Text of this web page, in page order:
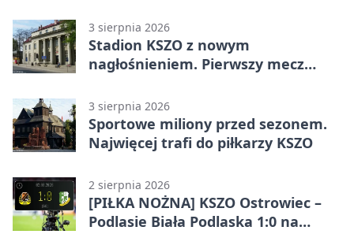
3 sierpnia 2026
Stadion KSZO z nowym
nagłośnieniem. Pierwszy mecz
3 sierpnia 2026
Sportowe miliony przed sezonem.
Najwięcej trafi do piłkarzy KSZO
2 sierpnia 2026
[PIŁKA NOŻNA] KSZO Ostrowiec –
Podlasie Biała Podlaska 1:0 na